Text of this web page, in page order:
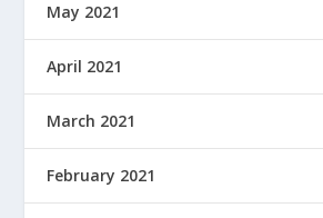
May 2021
April 2021
March 2021
February 2021